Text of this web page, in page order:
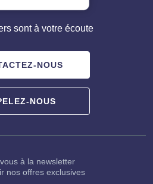
sont à votre écoute
NOUS
NOUS
à la newsletter
nos offres exclusives